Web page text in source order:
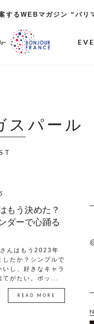
するWEBマガジン “パリ
スパール
もう決めた？
ダーで心踊る
んはもう2023年
たか？シンプルで
し、好きなキャラ
てがたい。ポッ...
READ MORE